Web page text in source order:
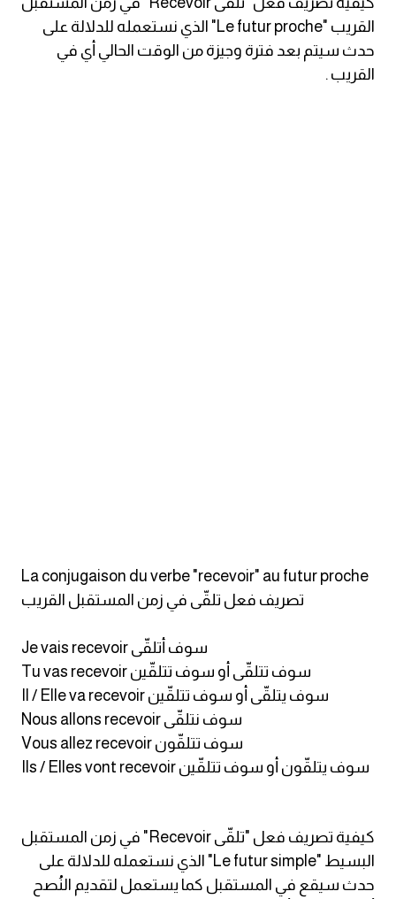
كلمات بحرف g
كلمات بحرف h
كلمات بحرف s
كلمات بحرف u
كلمات بحرف x
كلمات بحرف y
القريب "Le futur proche" الذي نستعمله للدلالة على
حدث سيتم بعد فترة وجيزة من الوقت الحالي أي في
القريب .
La conjugaison du verbe "recevoir" au futur proche
تصريف فعل تلقّى في زمن المستقبل القريب
Je vais recevoir سوف أتلقّى
Tu vas recevoir سوف تتلقّى أو سوف تتلقّين
Il / Elle va recevoir سوف يتلقّى أو سوف تتلقّين
Nous allons recevoir سوف نتلقّى
Vous allez recevoir سوف تتلقّون
Ils / Elles vont recevoir سوف يتلقّون أو سوف تتلقّين
كيفية تصريف فعل "تلقّى Recevoir" في زمن المستقبل
البسيط "Le futur simple" الذي نستعمله للدلالة على
حدث سيقع في المستقبل كما يستعمل لتقديم النُصح